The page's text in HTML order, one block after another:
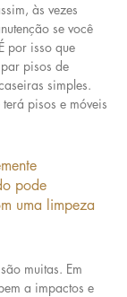
às vezes
se você
por isso que
pisos de
simples.
pisos e móveis
pode
uma limpeza
muitas. Em
a impactos e